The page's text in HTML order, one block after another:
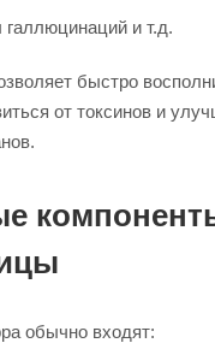
и т.д.
быстро
от токсинов и
обычно входят: